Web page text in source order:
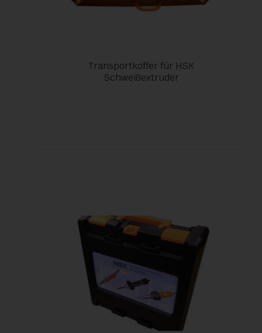
Transportkoffer für HSK
Schweißextruder